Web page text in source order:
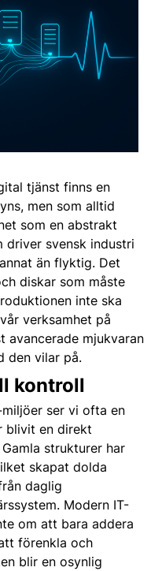
tjänst finns en
men som alltid
som en abstrakt
svensk industri
än flyktig. Det
diskar som måste
inte ska
verksamhet på
avancerade mjukvaran
den vilar på.
kontroll
ser vi ofta en
blivit en direkt
strukturer har
skapat dolda
daglig
Modern IT-
om att bara addera
förenkla och
blir en osynlig